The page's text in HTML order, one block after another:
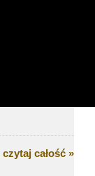
czytaj całość »